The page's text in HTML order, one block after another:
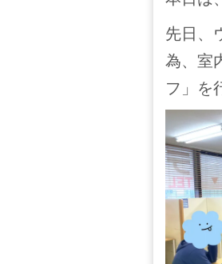
先日、
為、室
フ」を